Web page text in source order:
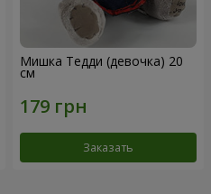
Мишка Тедди (девочка) 20
см
Заказать